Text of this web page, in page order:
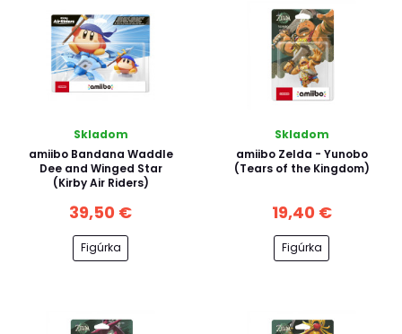
Skladom
amiibo Bandana Waddle
Dee and Winged Star
(Kirby Air Riders)
39,50 €
Figúrka
Skladom
amiibo Zelda - Yunobo
(Tears of the Kingdom)
19,40 €
Figúrka